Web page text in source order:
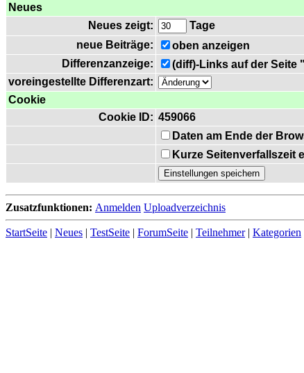
Neues
Neues zeigt:
Tage
neue Beiträge:
oben anzeigen
Differenzanzeige:
(diff)-Links auf der Seite
voreingestellte Differenzart:
Cookie
Cookie ID: 459066
Daten am Ende der
Kurze Seitenverfallszeit
Zusatzfunktionen: Anmelden Uploadverzeichnis
StartSeite | Neues | TestSeite | ForumSeite | Teilnehmer| Kategorien